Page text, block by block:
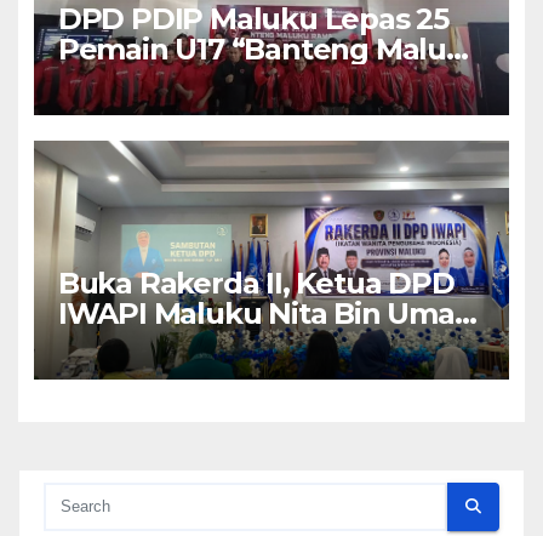
DPD PDIP Maluku Lepas 25
Pemain U17 “Banteng Maluku
Raya” ke Sokerano Cup di
Jawa Timur
Buka Rakerda II, Ketua DPD
IWAPI Maluku Nita Bin Umar:
Perempuan Pengusaha Pilar
Penggerak UMKM